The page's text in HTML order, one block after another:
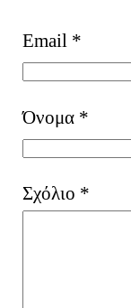
Email *
Όνομα *
Σχόλιο *